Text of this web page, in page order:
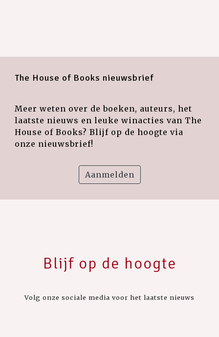
The House of Books nieuwsbrief
Meer weten over de boeken, auteurs, het
laatste nieuws en leuke winacties van The
House of Books? Blijf op de hoogte via
onze nieuwsbrief!
Aanmelden
Blijf op de hoogte
Volg onze sociale media voor het laatste nieuws